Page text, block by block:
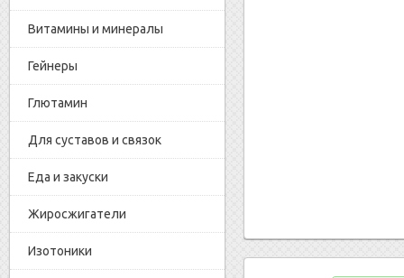
Витамины и минералы
Гейнеры
Глютамин
Для суставов и связок
Еда и закуски
Жиросжигатели
Изотоники